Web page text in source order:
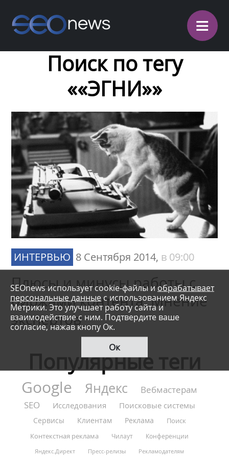
≡
Поиск по тегу
««ЭГНИ»»
ИНТЕРВЬЮ 8 Сентября 2014, в 09:00
Плюсы и минусы работы с
биржами контента. Мнение
экспертов
Популярные теги
Google Яндекс
Вебмастерам
SEO
Исследования Поисковые системы
Сервисы Клиентам Реклама
Поиск
Контекстная реклама
Чилаут Конференции
Яндекс.Директ Пресс-релизы Рекламодателям
SEOnews использует cookie-файлы иобрабатывает
персональные данныес использованием Яндекс
Метрики. Это улучшает работу сайта и
взаимодействие с ним. Подтвердите ваше
согласие, нажав кнопу Ок.
Ок